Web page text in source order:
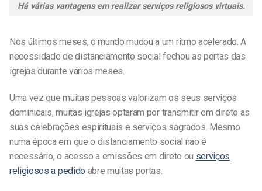
Há várias vantagens em realizar serviços religiosos virtuais.
Nos últimos meses, o mundo mudou a um ritmo acelerado. A
necessidade de distanciamento social fechou as portas das
igrejas durante vários meses.
Uma vez que muitas pessoas valorizam os seus serviços
dominicais, muitas igrejas optaram por transmitir em direto as
suas celebrações espirituais e serviços sagrados. Mesmo
numa época em que o distanciamento social não é
necessário, o acesso a emissões em direto ou serviços
religiosos a pedido abre muitas portas.